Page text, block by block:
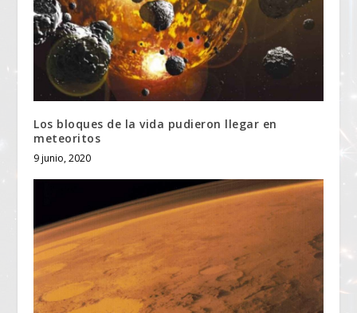
Los bloques de la vida pudieron llegar en
meteoritos
9 junio, 2020